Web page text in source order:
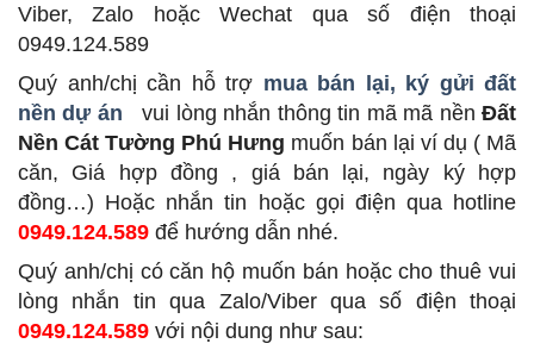
Viber, Zalo hoặc Wechat qua số điện thoại
0949.124.589
Quý anh/chị cần hỗ trợ mua bán lại, ký gửi đất
nền dự án
vui lòng nhắn thông tin mã mã nềnĐất
Nền Cát Tường Phú Hưng muốn bán lại ví dụ ( Mã
căn, Giá hợp đồng , giá bán lại, ngày ký hợp
đồng…) Hoặc nhắn tin hoặc gọi điện qua hotline
0949.124.589 để hướng dẫn nhé.
Quý anh/chị có căn hộ muốn bán hoặc cho thuê vui
lòng nhắn tin qua Zalo/Viber qua số điện thoại
0949.124.589 với nội dung như sau: